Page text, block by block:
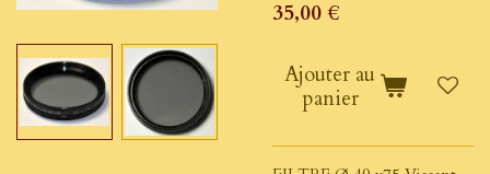
35,00 €
Ajouter au
panier